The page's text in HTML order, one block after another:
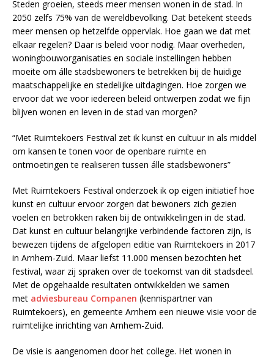
Steden groeien, steeds meer mensen wonen in de stad. In
2050 zelfs 75% van de wereldbevolking. Dat betekent steeds
meer mensen op hetzelfde oppervlak. Hoe gaan we dat met
elkaar regelen? Daar is beleid voor nodig. Maar overheden,
woningbouworganisaties en sociale instellingen hebben
moeite om álle stadsbewoners te betrekken bij de huidige
maatschappelijke en stedelijke uitdagingen. Hoe zorgen we
ervoor dat we voor iedereen beleid ontwerpen zodat we fijn
blijven wonen en leven in de stad van morgen?
“Met Ruimtekoers Festival zet ik kunst en cultuur in als middel
om kansen te tonen voor de openbare ruimte en
ontmoetingen te realiseren tussen álle stadsbewoners”
Met Ruimtekoers Festival onderzoek ik op eigen initiatief hoe
kunst en cultuur ervoor zorgen dat bewoners zich gezien
voelen en betrokken raken bij de ontwikkelingen in de stad.
Dat kunst en cultuur belangrijke verbindende factoren zijn, is
bewezen tijdens de afgelopen editie van Ruimtekoers in 2017
in Arnhem-Zuid. Maar liefst 11.000 mensen bezochten het
festival, waar zij spraken over de toekomst van dit stadsdeel.
Met de opgehaalde resultaten ontwikkelden we samen
met adviesbureau Companen (kennispartner van
Ruimtekoers), en gemeente Arnhem een nieuwe visie voor de
ruimtelijke inrichting van Arnhem-Zuid.
De visie is aangenomen door het college. Het wonen in